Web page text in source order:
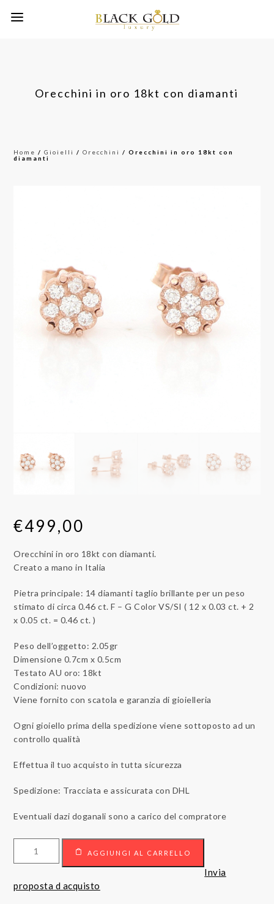
Orecchini in oro 18kt con diamanti
Home /Gioielli /Orecchini / Orecchini in oro 18kt con
diamanti
€499,00
Orecchini in oro 18kt con diamanti.
Creato a mano in Italia
Pietra principale: 14 diamanti taglio brillante per un peso
stimato di circa 0.46 ct. F – G Color VS/SI ( 12 x 0.03 ct. + 2
x 0.05 ct. = 0.46 ct. )
Peso dell’oggetto: 2.05gr
Dimensione 0.7cm x 0.5cm
Testato AU oro: 18kt
Condizioni: nuovo
Viene fornito con scatola e garanzia di gioielleria
Ogni gioiello prima della spedizione viene sottoposto ad un
controllo qualità
Effettua il tuo acquisto in tutta sicurezza
Spedizione: Tracciata e assicurata con DHL
Eventuali dazi doganali sono a carico del compratore
18kt
AGGIUNGI AL CARRELLO
Invia
proposta d acquisto